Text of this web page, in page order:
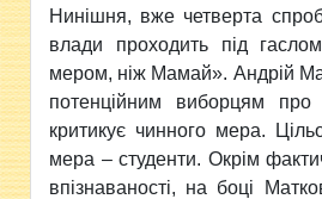
Нинішня, вже четверта
влади проходить під
мером, ніж Мамай». Андрій
потенційним виборцям про
критикує чинного мера.
мера – студенти. Окрім
впізнаваності, на боці